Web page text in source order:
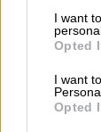
not limited
grant or
use your
consent
I want
Opted
I want
Opted